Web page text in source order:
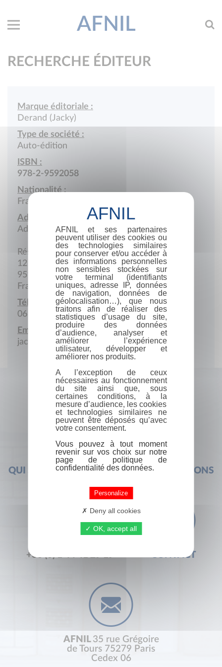
AFNIL
RECHERCHE ÉDITEUR
Marque éditoriale :
Derand (Jacky)
Type de société :
Auto-édition
ISBN :
978-2-9592058
Nationalité :
France
Adresse :
Adresse postale
Résidence Les Belles Feuilles
12 Rue des Lilas
95150 Taverny
France
Téléphone portable :
06 17 54 12 22
Email :
jacky_derand@yahoo.fr
QUI SOMMES-NOUS ? FOIRE AUX QUESTIONS
+33 (0) 1 44 41 29 19 CONTACT
AFNIL 35 rue Grégoire
de Tours 75279 Paris
Cedex 06
AFNIL et ses partenaires
peuvent utiliser des cookies ou
des technologies similaires
pour conserver et/ou accéder à
des informations personnelles
non sensibles stockées sur
votre terminal (identifiants
uniques, adresse IP, données
de navigation, données de
géolocalisation…), que nous
traitons afin de réaliser des
statistiques d’usage du site,
produire des données
d’audience, analyser et
améliorer l’expérience
utilisateur, développer et
améliorer nos produits.
A l’exception de ceux
nécessaires au fonctionnement
du site ainsi que, sous
certaines conditions, à la
mesure d’audience, les cookies
et technologies similaires ne
peuvent être déposés qu’avec
votre consentement.
Vous pouvez à tout moment
revenir sur vos choix sur notre
page de politique de
confidentialité des données.
Personalize
Deny all cookies
OK, accept all